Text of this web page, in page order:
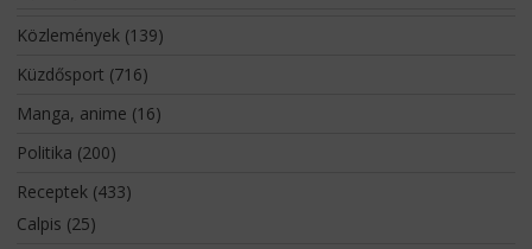
Közlemények(139)
Küzdősport (716)
Manga, anime (16)
Politika (200)
Receptek(433)
Calpis (25)